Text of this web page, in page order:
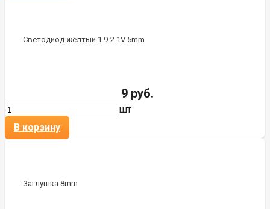
Светодиод желтый 1.9-2.1V 5mm
9 руб.
шт
В корзину
Заглушка 8mm